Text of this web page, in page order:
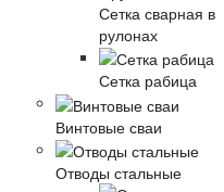
Сетка сварная в
рулонах
Сетка рабица
Винтовые сваи
Отводы стальные